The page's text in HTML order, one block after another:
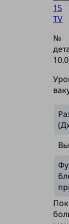
15
TV
№